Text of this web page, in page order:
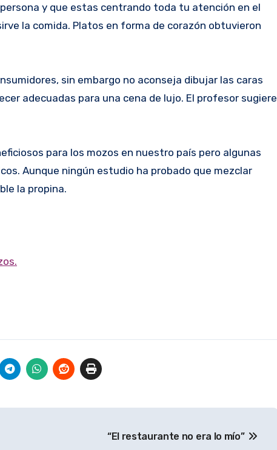
y que estas centrando toda tu atención en el
la comida. Platos en forma de corazón obtuvieron
sin embargo no aconseja dibujar las caras
adecuadas para una cena de lujo. El profesor sugiere
para los mozos en nuestro país pero algunas
Aunque ningún estudio ha probado que mezclar
la propina.
“El restaurante no era lo mío”